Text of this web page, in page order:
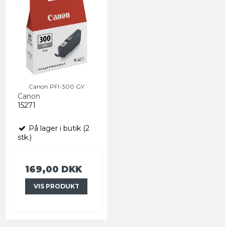
Canon PFI-300 GY
Canon
15271
På lager i butik (2
stk.)
169,00 DKK
VIS PRODUKT